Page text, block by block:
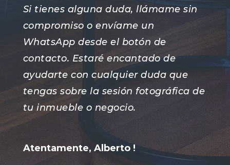
Si tienes alguna duda, llámame sin
compromiso o envíame un
WhatsApp desde el botón de
contacto. Estaré encantado de
ayudarte con cualquier duda que
tengas sobre la sesión fotográfica de
tu inmueble o negocio.
Atentamente, Alberto !